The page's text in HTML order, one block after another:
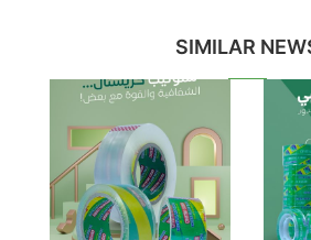
SIMILAR